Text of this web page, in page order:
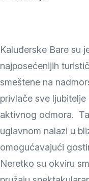
Kaluđerske Bare su
najposećenijih
smeštene na
privlače sve
aktivnog odmora.
uglavnom nalazi u
omogućavajući
Neretko su okviru